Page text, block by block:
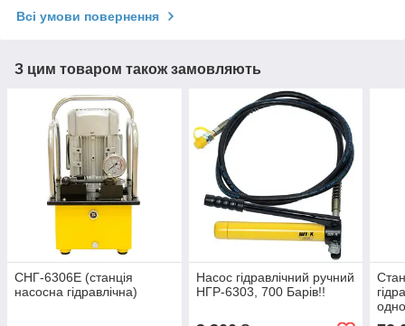
Всі умови повернення
З цим товаром також замовляють
СНГ-6306Е (станція
насосна гідравлічна)
Насос гідравлічний ручний
НГР-6303, 700 Барів!!